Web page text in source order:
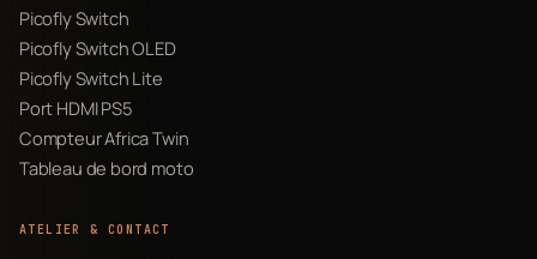
Picofly Switch
Picofly Switch OLED
Picofly Switch Lite
Port HDMI PS5
Compteur Africa Twin
Tableau de bord moto
ATELIER & CONTACT